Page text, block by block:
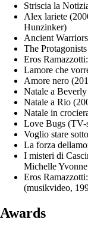
Striscia la
Alex lariete
Hunzinker)
Ancient
The
Eros
Lamore che
Amore nero
Natale a
Natale a Rio
Natale in
Love Bugs (TV-
Voglio stare
La forza
I misteri di
Michelle
Eros
(musikvideo,
Awards